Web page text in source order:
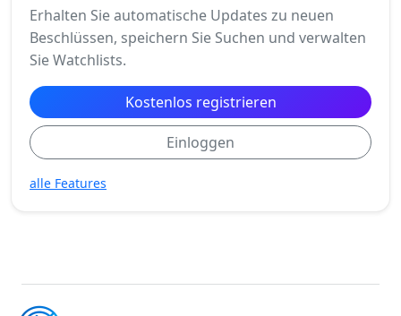
Erhalten Sie automatische Updates zu neuen
Beschlüssen, speichern Sie Suchen und verwalten
Sie Watchlists.
Kostenlos registrieren
Einloggen
alle Features